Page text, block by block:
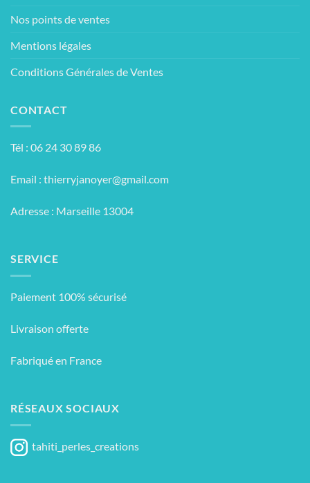
Nos points de ventes
Mentions légales
Conditions Générales de Ventes
CONTACT
Tél : 06 24 30 89 86
Email : thierryjanoyer@gmail.com
Adresse : Marseille 13004
SERVICE
Paiement 100% sécurisé
Livraison offerte
Fabriqué en France
RÉSEAUX SOCIAUX
tahiti_perles_creations